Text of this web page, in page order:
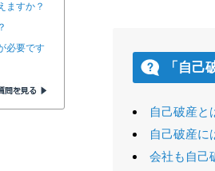
「自己
自己破産と
自己破産に
会社も自己
ますか？
必要です